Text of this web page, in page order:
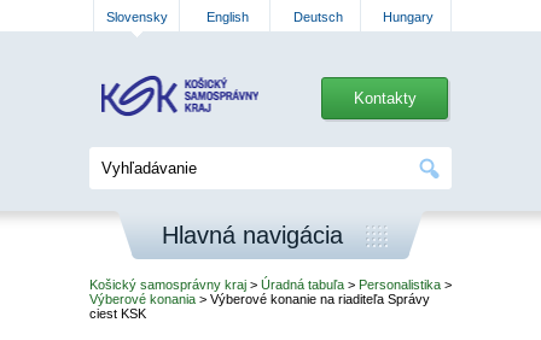
Slovensky English Deutsch Hungary
Kontakty
Hlavná navigácia
Košický samosprávny kraj > Úradná tabuľa > Personalistika >
Výberové konania > Výberové konanie na riaditeľa Správy
ciest KSK